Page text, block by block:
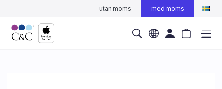
utan moms med moms